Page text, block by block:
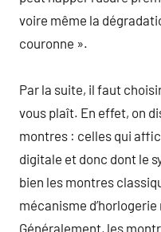
voire même la
couronne ».
Par la suite, il faut
vous plaît. En effet, on
montres : celles qui
digitale et donc dont le
bien les montres
mécanisme
Généralement, les